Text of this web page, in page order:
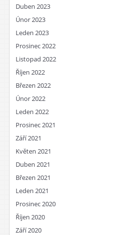
Duben 2023
Únor 2023
Leden 2023
Prosinec 2022
Listopad 2022
Říjen 2022
Březen 2022
Únor 2022
Leden 2022
Prosinec 2021
Září 2021
Květen 2021
Duben 2021
Březen 2021
Leden 2021
Prosinec 2020
Říjen 2020
Září 2020